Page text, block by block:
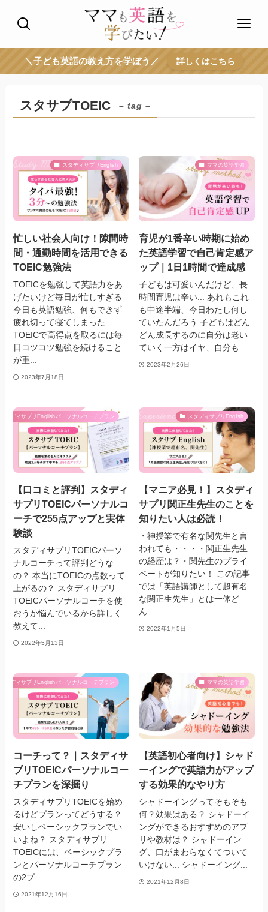
＼子ども英語の教え方を学ぼう／ 詳しくはこちら
スタサプTOEIC – tag –
スタディサプリEnglish
忙しい社会人向け！隙間時
間・通勤時間を活用できる
TOEIC勉強法
TOEICを勉強して英語力をあ
げたいけど毎日が忙しすぎる
今日も英語勉強、何もできず
疲れ切って寝てしまった
TOEICで高得点を取るには毎
日コツコツ勉強を続けること
が重...
2023年7月18日
ママの英語学習
育児が1番辛い時期に始め
た英語学習で自己肯定感ア
ップ｜1日1時間で達成感
子どもは可愛いんだけど、長
時間育児は辛い... あれもこれ
も中途半端、今日わたし何し
ていたんだろう 子どもはどん
どん成長するのに自分は老い
ていく一方はイヤ、自分も...
2023年2月26日
タディサプリEnglishパーソナルコーチプラン
【口コミと評判】スタディ
サプリTOEICパーソナルコ
ーチで255点アップと実体
験談
スタディサプリTOEICパーソ
ナルコーチって評判どうな
の？ 本当にTOEICの点数って
上がるの？ スタディサプリ
TOEICパーソナルコーチを使
おうか悩んでいるから詳しく
教えて...
2022年5月13日
スタディサプリEnglish
【マニア必見！】スタディ
サプリ関正生先生のことを
知りたい人は必読！
・神授業で有名な関先生と言
われても・・・・関正生先生
の経歴は？・関先生のプライ
ベートが知りたい！ この記事
では「英語講師として超有名
な関正生先生」とは一体ど
ん...
2022年1月5日
タディサプリEnglishパーソナルコーチプラン
コーチって？｜スタディサ
プリTOEICパーソナルコー
チプランを深掘り
スタディサプリTOEICを始め
るけどプランってどうする？
安いしベーシックプランでい
いよね？ スタディサプリ
TOEICには、ベーシックプラ
ンとパーソナルコーチプラン
の2プ...
2021年12月16日
ママの英語学習
【英語初心者向け】シャド
ーイングで英語力がアップ
する効果的なやり方
シャドーイングってそもそも
何？効果はある？ シャドーイ
ングができるおすすめのアプ
リや教材は？ シャドーイン
グ、口がまわらなくてついて
いけない... シャドーイング...
2021年12月8日